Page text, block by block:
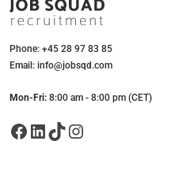
Phone: +45 28 97 83 85
Email: info@jobsqd.com
Mon-Fri: 8:00 am - 8:00 pm (CET)
Facebook LinkedIn TikTok Instagram